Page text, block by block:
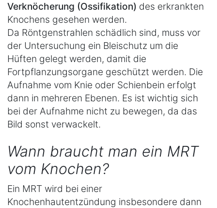
Verknöcherung (Ossifikation) des erkrankten
Knochens gesehen werden.
Da Röntgenstrahlen schädlich sind, muss vor
der Untersuchung ein Bleischutz um die
Hüften gelegt werden, damit die
Fortpflanzungsorgane geschützt werden. Die
Aufnahme vom Knie oder Schienbein erfolgt
dann in mehreren Ebenen. Es ist wichtig sich
bei der Aufnahme nicht zu bewegen, da das
Bild sonst verwackelt.
Wann braucht man ein MRT
vom Knochen?
Ein MRT wird bei einer
Knochenhautentzündung insbesondere dann